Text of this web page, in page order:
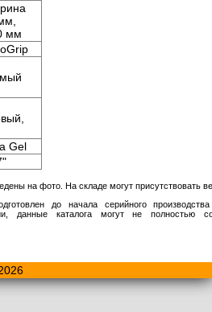
мм
Gel
на фото. На складе могут присутствовать
до начала серийного
данные каталога могут не полностью